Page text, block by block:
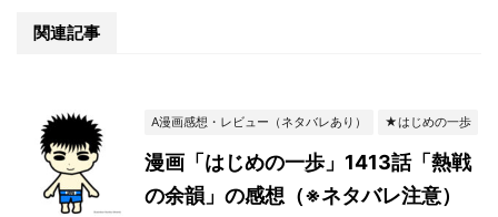
関連記事
A漫画感想・レビュー（ネタバレあり） ★はじめの一歩
漫画「はじめの一歩」1413話「熱戦
の余韻」の感想（※ネタバレ注意）